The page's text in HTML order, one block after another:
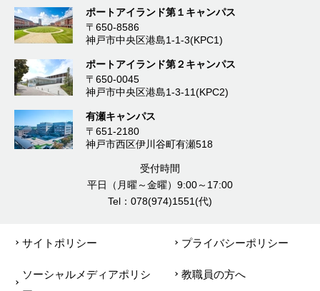
ポートアイランド第１キャンパス
〒650-8586
神戸市中央区港島1-1-3(KPC1)
ポートアイランド第２キャンパス
〒650-0045
神戸市中央区港島1-3-11(KPC2)
有瀬キャンパス
〒651-2180
神戸市西区伊川谷町有瀬518
受付時間
平日（月曜～金曜）9:00～17:00
Tel：078(974)1551(代)
サイトポリシー プライバシーポリシー
ソーシャルメディアポリシ
教職員の方へ